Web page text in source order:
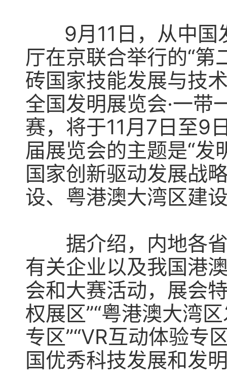
9月11日，从中国
厅在京联合举行的“第
砖国家技能发展与技
全国发明展览会·一带
赛，将于11月7日至9
届展览会的主题是“发
国家创新驱动发展战
设、粤港澳大湾区建
据介绍，内地各省
有关企业以及我国港
会和大赛活动，展会
权展区”“粤港澳大湾
专区”“VR互动体验专
国优秀科技发展和发